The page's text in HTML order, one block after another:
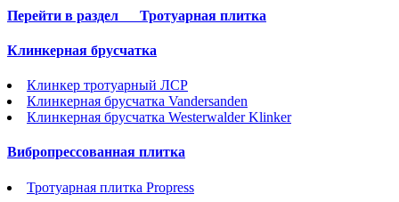
Перейти в раздел Тротуарная плитка
Клинкерная брусчатка
Клинкер тротуарный ЛСР
Клинкерная брусчатка Vandersanden
Клинкерная брусчатка Westerwalder Klinker
Вибропрессованная плитка
Тротуарная плитка Propress